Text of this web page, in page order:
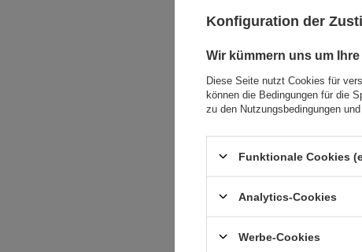
Konfiguration der
Wir kümmern uns um
Diese Seite nutzt Cookies für
können die Bedingungen für die
zu den Nutzungsbedingungen
Funktionale Cookies
Analytics-Cookies
Werbe-Cookies